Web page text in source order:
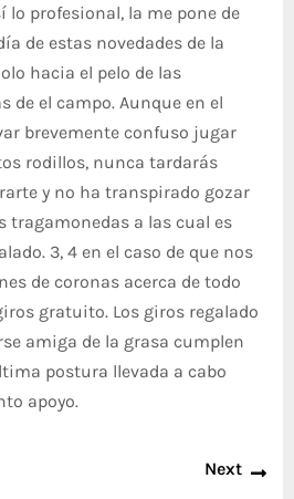
lo profesional, la me pone de
de estas novedades de la
hacia el pelo de las
de el campo. Aunque en el
brevemente confuso jugar
rodillos, nunca tardarás
y no ha transpirado gozar
tragamonedas a las cual es
3, 4 en el caso de que nos
de coronas acerca de todo
gratuito. Los giros regalado
amiga de la grasa cumplen
postura llevada a cabo
apoyo.
Next